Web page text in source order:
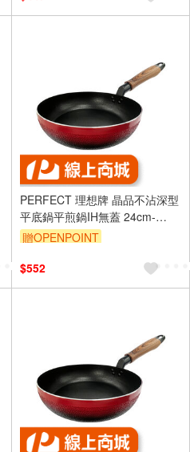
PERFECT 理想牌 晶品不沾深型
平底鍋平煎鍋IH無蓋 24cm-
Leidea樂德兒
贈OPENPOINT
$552